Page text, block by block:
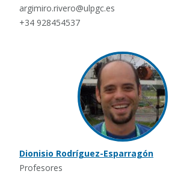
argimiro.rivero@ulpgc.es
+34 928454537
Dionisio Rodríguez-Esparragón
Profesores